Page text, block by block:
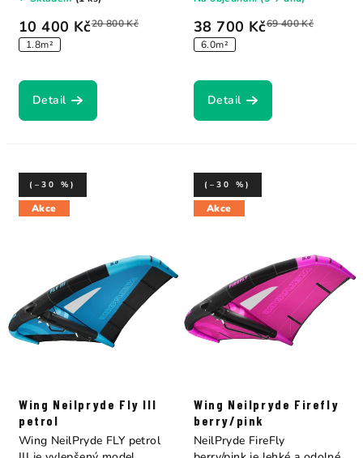
10 400 Kč20 800 Kč
1.8m²
Detail
38 700 Kč69 400 Kč
6.0m²
Detail
Akce
Wing Neilpryde Fly III
petrol
(–30 %)
Wing NeilPryde FLY petrol
Akce
Wing Neilpryde Firefly
berry/pink
(–30 %)
NeilPryde FireFly